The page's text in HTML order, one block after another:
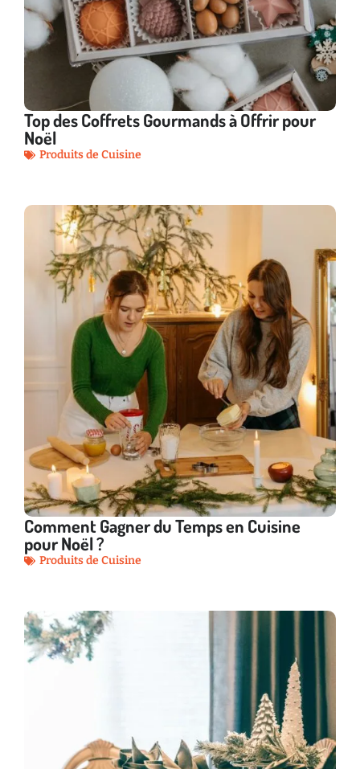
Top des Coffrets Gourmands à Offrir pour
Noël
Produits de Cuisine
Comment Gagner du Temps en Cuisine
pour Noël ?
Produits de Cuisine